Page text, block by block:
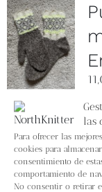
las
Para ofrecer las
cookies para
consentimiento de
comportamiento de
No consentir o retirar
If
1
1